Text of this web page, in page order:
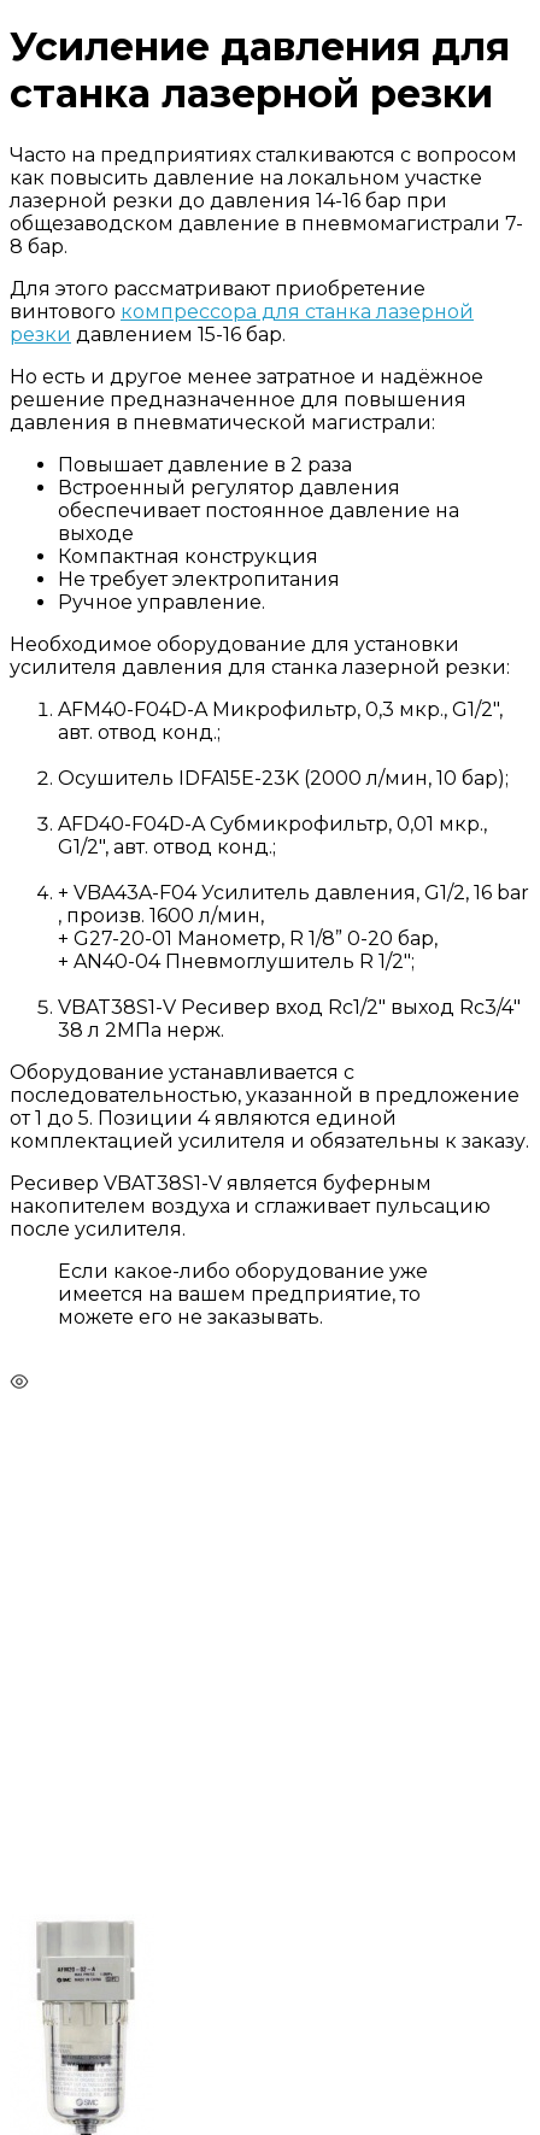
Усиление давления для
станка лазерной резки
Часто на предприятиях сталкиваются с вопросом
как повысить давление на локальном участке
лазерной резки до давления 14-16 бар при
общезаводском давление в пневмомагистрали 7-
8 бар.
Для этого рассматривают приобретение
винтового компрессора для станка лазерной
резки давлением 15-16 бар.
Но есть и другое менее затратное и надёжное
решение предназначенное для повышения
давления в пневматической магистрали:
Повышает давление в 2 раза
Встроенный регулятор давления
обеспечивает постоянное давление на
выходе
Компактная конструкция
Не требует электропитания
Ручное управление.
Необходимое оборудование для установки
усилителя давления для станка лазерной резки:
AFM40-F04D-A Микрофильтр, 0,3 мкр., G1/2",
авт. отвод конд.;
Осушитель IDFA15E-23K (2000 л/мин, 10 бар);
AFD40-F04D-A Субмикрофильтр, 0,01 мкр.,
G1/2", авт. отвод конд.;
+ VBA43A-F04 Усилитель давления, G1/2, 16 bar
, произв. 1600 л/мин,
+ G27-20-01 Манометр, R 1/8” 0-20 бар,
+ AN40-04 Пневмоглушитель R 1/2";
VBAT38S1-V Ресивер вход Rc1/2" выход Rc3/4"
38 л 2МПа нерж.
Оборудование устанавливается с
последовательностью, указанной в предложение
от 1 до 5. Позиции 4 являются единой
комплектацией усилителя и обязательны к заказу.
Ресивер VBAT38S1-V является буферным
накопителем воздуха и сглаживает пульсацию
после усилителя.
Если какое-либо оборудование уже
имеется на вашем предприятие, то
можете его не заказывать.